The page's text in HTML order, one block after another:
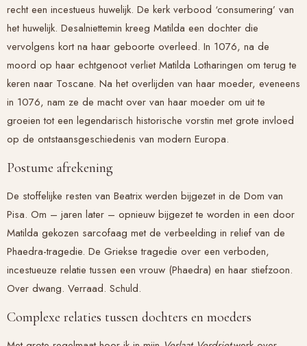
recht een incestueus huwelijk. De kerk verbood ‘consumering’ van
het huwelijk. Desalniettemin kreeg Matilda een dochter die
vervolgens kort na haar geboorte overleed. In 1076, na de
moord op haar echtgenoot verliet Matilda Lotharingen om terug te
keren naar Toscane. Na het overlijden van haar moeder, eveneens
in 1076, nam ze de macht over van haar moeder om uit te
groeien tot een legendarisch historische vorstin met grote invloed
op de ontstaansgeschiedenis van modern Europa.
Postume afrekening
De stoffelijke resten van Beatrix werden bijgezet in de Dom van
Pisa. Om – jaren later – opnieuw bijgezet te worden in een door
Matilda gekozen sarcofaag met de verbeelding in relief van de
Phaedra-tragedie. De Griekse tragedie over een verboden,
incestueuze relatie tussen een vrouw (Phaedra) en haar stiefzoon.
Over dwang. Verraad. Schuld.
Complexe relaties tussen dochters en moeders